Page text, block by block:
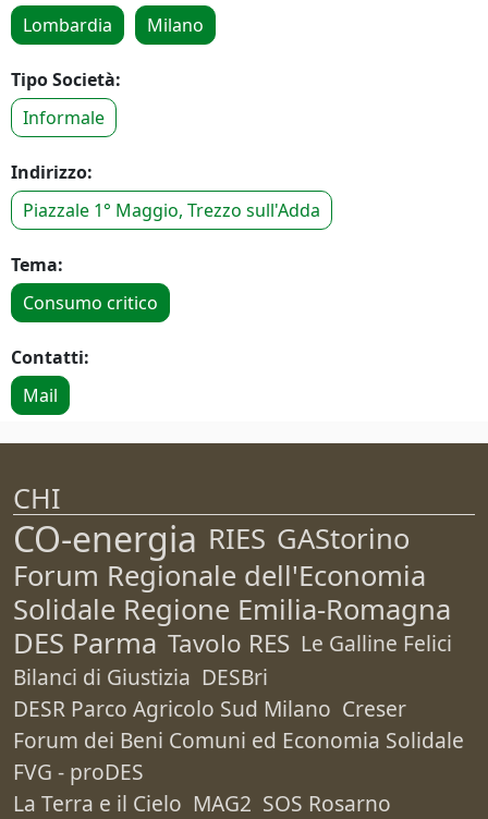
Lombardia
Milano
Tipo Società:
Informale
Indirizzo:
Piazzale 1° Maggio, Trezzo sull'Adda
Tema:
Consumo critico
Contatti:
Mail
CHI
CO-energia RIES GAStorino
Forum Regionale dell'Economia
Solidale Regione Emilia-Romagna
DES Parma Tavolo RES Le Galline Felici
Bilanci di Giustizia DESBri
DESR Parco Agricolo Sud Milano Creser
Forum dei Beni Comuni ed Economia Solidale
FVG - proDES
La Terra e il Cielo MAG2 SOS Rosarno